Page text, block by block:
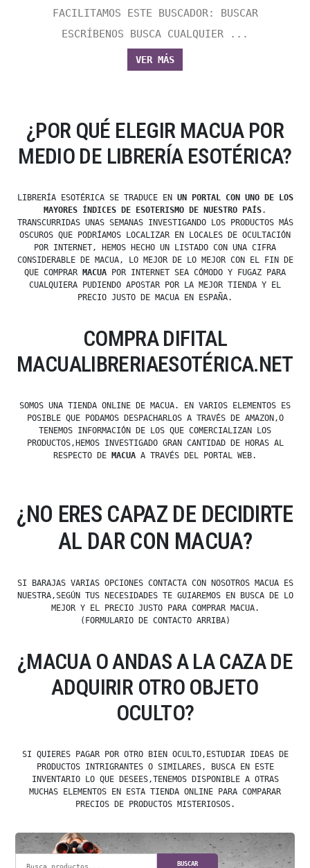
FACILITAMOS ESTE BUSCADOR: BUSCAR
ESCRÍBENOS BUSCA CUALQUIER ...
VER MÁS
¿POR QUÉ ELEGIR MACUA POR
MEDIO DE LIBRERÍA ESOTÉRICA?
LIBRERÍA ESOTÉRICA SE TRADUCE EN UN PORTAL CON UNO DE LOS
MAYORES ÍNDICES DE ESOTERISMO DE NUESTRO PAÍS.
TRANSCURRIDAS UNAS SEMANAS INVESTIGANDO LOS PRODUCTOS MÁS
OSCUROS QUE PODRÍAMOS LOCALIZAR EN LOCALES DE OCULTACIÓN
POR INTERNET, HEMOS HECHO UN LISTADO CON UNA CIFRA
CONSIDERABLE DE MACUA, LO MEJOR DE LO MEJOR CON EL FIN DE
QUE COMPRAR
MACUA POR INTERNET SEA CÓMODO Y FUGAZ PARA
CUALQUIERA PUDIENDO APOSTAR POR LA MEJOR TIENDA Y EL
PRECIO JUSTO DE MACUA EN ESPAÑA.
COMPRA DIFITAL
MACUALIBRERIAESOTÉRICA.NET
SOMOS UNA TIENDA ONLINE DE MACUA. EN VARIOS ELEMENTOS ES
POSIBLE QUE PODAMOS DESPACHARLOS A TRAVÉS DE AMAZON,O
TENEMOS INFORMACIÓN DE LOS QUE COMERCIALIZAN LOS
PRODUCTOS,HEMOS INVESTIGADO GRAN CANTIDAD DE HORAS AL
RESPECTO DE
MACUA A TRAVÉS DEL PORTAL WEB.
¿NO ERES CAPAZ DE DECIDIRTE
AL DAR CON MACUA?
SI BARAJAS VARIAS OPCIONES CONTACTA CON NOSOTROS MACUA ES
NUESTRA,SEGÚN TUS NECESIDADES TE GUIAREMOS EN BUSCA DE LO
MEJOR Y EL PRECIO JUSTO PARA COMPRAR MACUA.
(FORMULARIO DE CONTACTO ARRIBA)
¿MACUA O ANDAS A LA CAZA DE
ADQUIRIR OTRO OBJETO
OCULTO?
SI QUIERES PAGAR POR OTRO BIEN OCULTO,ESTUDIAR IDEAS DE
PRODUCTOS INTRIGRANTES O SIMILARES, BUSCA EN ESTE
INVENTARIO LO QUE DESEES,TENEMOS DISPONIBLE A OTRAS
MUCHAS ELEMENTOS EN ESTA TIENDA ONLINE PARA COMPARAR
PRECIOS DE PRODUCTOS MISTERIOSOS.
BUSCAR